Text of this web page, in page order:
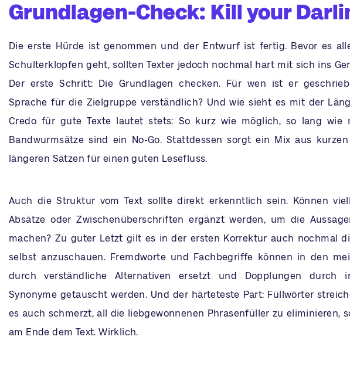
Grundlagen-Check: Kill your
Die erste Hürde ist genommen und der Entwurf ist fertig. Bevor es
Schulterklopfen geht, sollten Texter jedoch nochmal hart mit sich ins
Der erste Schritt: Die Grundlagen checken. Für wen ist er
Sprache für die Zielgruppe verständlich? Und wie sieht es mit der
Credo für gute Texte lautet stets: So kurz wie möglich, so lang wie
Bandwurmsätze sind ein No-Go. Stattdessen sorgt ein Mix aus
längeren Sätzen für einen guten Lesefluss.
Auch die Struktur vom Text sollte direkt erkenntlich sein. Können
Absätze oder Zwischenüberschriften ergänzt werden, um die
machen? Zu guter Letzt gilt es in der ersten Korrektur auch nochmal
selbst anzuschauen. Fremdworte und Fachbegriffe können in den
durch verständliche Alternativen ersetzt und Dopplungen durch
Synonyme getauscht werden. Und der härteteste Part: Füllwörter
es auch schmerzt, all die liebgewonnenen Phrasenfüller zu eliminieren,
am Ende dem Text. Wirklich.